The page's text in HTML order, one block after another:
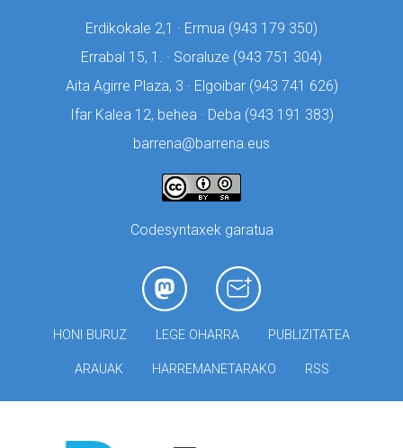
Erdikokale 2,1 · Ermua (943 179 350)
Errabal 15, 1. · Soraluze (943 751 304)
Aita Agirre Plaza, 3 · Elgoibar (943 741 626)
Ifar Kalea 12, behea · Deba (943 191 383)
barrena@barrena.eus
Codesyntaxek garatua
HONI BURUZ LEGE OHARRA PUBLIZITATEA
ARAUAK HARREMANETARAKO RSS